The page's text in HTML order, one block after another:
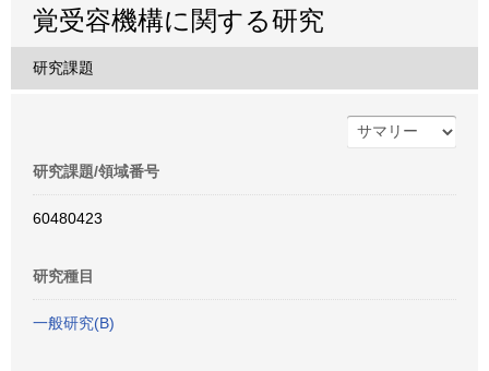
覚受容機構に関する研究
研究課題
研究課題/領域番号
60480423
研究種目
一般研究(B)